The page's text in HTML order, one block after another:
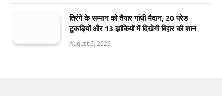
तिरंगे के सम्मान को तैयार गांधी मैदान, 20 परेड
टुकड़ियों और 13 झांकियों में दिखेगी बिहार की शान
August 6, 2026